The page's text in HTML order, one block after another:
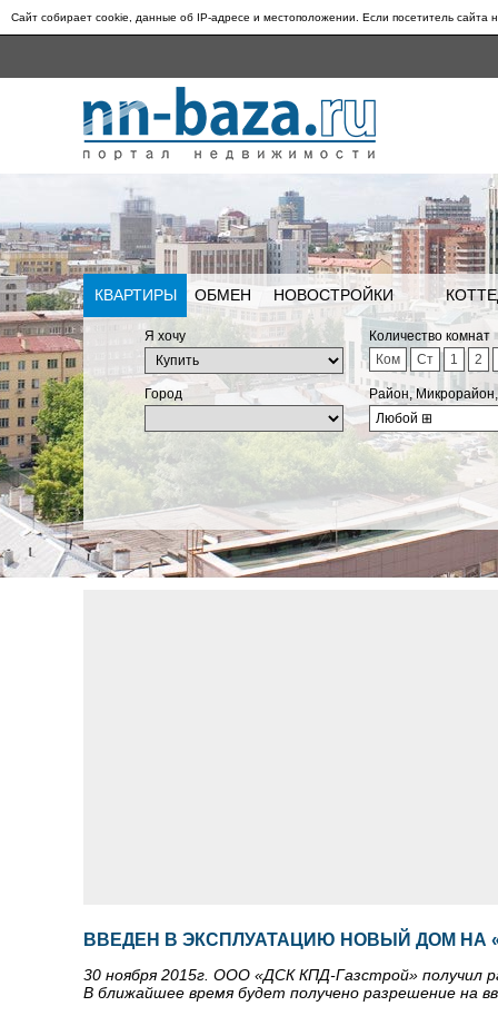
Сайт собирает cookie, данные об IP-адресе и местоположении. Если посетитель сайта
КВАРТИРЫ ОБМЕН НОВОСТРОЙКИ
Я хочу
Количество комнат
Ком
Ст 1 2
Город
Район,
Любой ⊞
ВВЕДЕН В ЭКСПЛУАТАЦИЮ НОВЫЙ ДОМ НА
30 ноября 2015г. ООО «ДСК КПД-Газстрой» получил
В ближайшее время будет получено разрешение на